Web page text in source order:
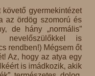
gyermekintézet
az ördög szomorú és
de hány „normális”
nevelőszülőkkel is
rendben!) Mégsem őt
Az, hogy az atya egy
is imádkozik, akik